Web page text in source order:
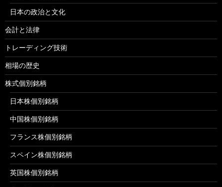
日本の政治と文化
会計と法律
トレーディング技術
相場の歴史
株式個別銘柄
日本株個別銘柄
中国株個別銘柄
フランス株個別銘柄
スペイン株個別銘柄
英国株個別銘柄